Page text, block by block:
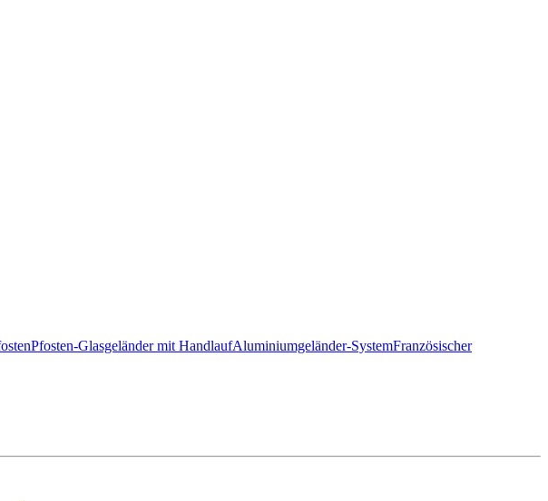
Pfosten-Glasgeländer mit HandlaufAluminiumgeländer-SystemFranzösischer